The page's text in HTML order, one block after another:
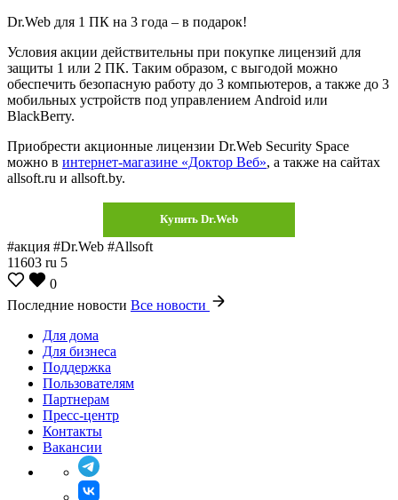
Dr.Web для 1 ПК на 3 года – в подарок!
Условия акции действительны при покупке лицензий для
защиты 1 или 2 ПК. Таким образом, с выгодой можно
обеспечить безопасную работу до 3 компьютеров, а также до 3
мобильных устройств под управлением Android или
BlackBerry.
Приобрести акционные лицензии Dr.Web Security Space
можно в интернет-магазине «Доктор Веб», а также на сайтах
allsoft.ru и allsoft.by.
Купить Dr.Web
#акция #Dr.Web #Allsoft
11603 ru 5
0
Последние новости Все новости
Для дома
Для бизнеса
Поддержка
Пользователям
Партнерам
Пресс-центр
Контакты
Вакансии